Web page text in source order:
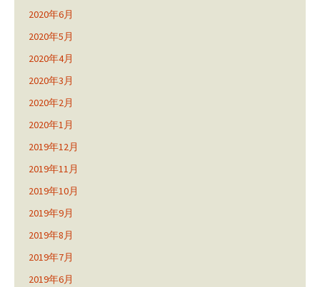
2020年6月
2020年5月
2020年4月
2020年3月
2020年2月
2020年1月
2019年12月
2019年11月
2019年10月
2019年9月
2019年8月
2019年7月
2019年6月